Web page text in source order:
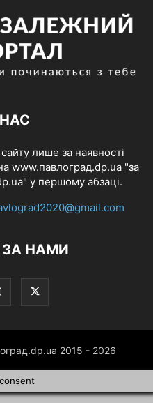
лише за наявності
www.павлоград.dp.ua "за
у першому абзаці.
ЗА НАМИ
2015 - 2026